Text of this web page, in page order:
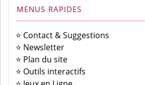
MENUS RAPIDES
⭐ Contact & Suggestions
⭐ Newsletter
⭐ Plan du site
⭐ Outils interactifs